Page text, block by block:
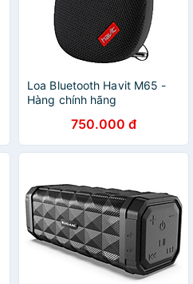
Loa Bluetooth Havit M65 -
Hàng chính hãng
750.000 đ